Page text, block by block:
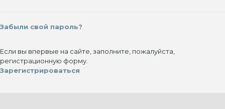
Забыли свой пароль?
Если вы впервые на сайте, заполните, пожалуйста,
регистрационную форму.
Зарегистрироваться